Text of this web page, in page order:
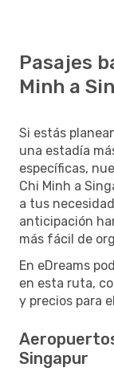
Pasajes
Minh a
Si estás
una estadía
específicas,
Chi Minh a
a tus
anticipación
más fácil de
En eDreams
en esta ruta,
y precios para
Singapur